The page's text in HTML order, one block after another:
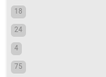
18
24
4
75